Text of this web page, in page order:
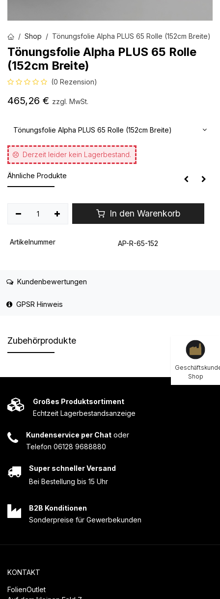
Shop Tönungsfolie Alpha PLUS 65 Rolle (152cm Breite)
Tönungsfolie Alpha PLUS 65 Rolle
(152cm Breite)
(0 Rezension)
465,26 € zzgl. MwSt.
Tönungsfolie Alpha PLUS 65 Rolle (152cm Breite)
Derzeit leider kein Lagerbestand.
Ähnliche Produkte
In den Warenkorb
Artikelnummer AP-R-65-152
Kundenbewertungen
GPSR Hinweis
Zubehörprodukte
Großes Produktsortiment
Echtzeit Lagerbestandsanzeige
Kundenservice per Chat oder
Telefon 06128 9688880
Super schneller Versand
Bei Bestellung bis 15 Uhr
B2B Konditionen
Sonderpreise für Gewerbekunden
KONTAKT
FolienOutlet
Shop